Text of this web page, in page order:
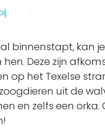
binnenstapt, kan
Deze zijn
op het Texelse
uit de
en zelfs een orka.